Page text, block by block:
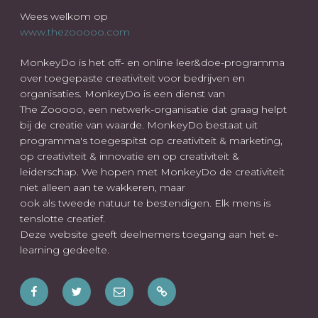
Wees welkom op
www.thezooooo.com
MonkeyDo is het off- en online leer&doe-programma
over toegepaste creativiteit voor bedrijven en
organisaties. MonkeyDo is een dienst van
The Zooooo, een netwerk-organisatie dat graag helpt
bij de creatie van waarde. MonkeyDo bestaat uit
programma's toegespitst op creativiteit & marketing,
op creativiteit & innovatie en op creativiteit &
leiderschap. We hopen met MonkeyDo de creativiteit
niet alleen aan te wakkeren, maar
ook als tweede natuur te bestendigen. Elk mens is
tenslotte creatief.
Deze website geeft deelnemers toegang aan het e-
learning gedeelte.
FacebookTwitter E-
mail
Wees
ook